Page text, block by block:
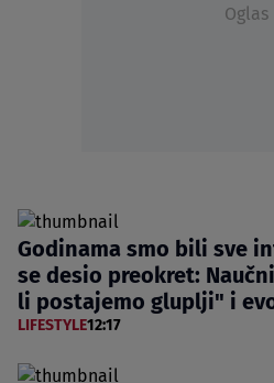
Oglas
Godinama smo bili sve
se desio preokret:
li postajemo gluplji" i
LIFESTYLE12:17